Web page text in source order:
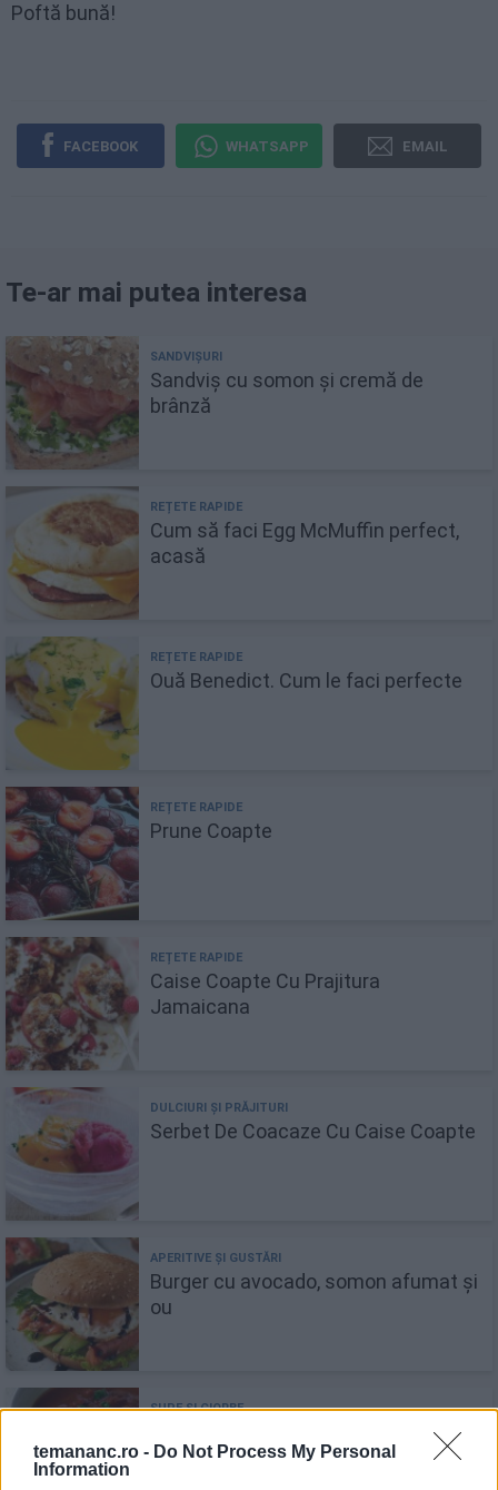
temananc.ro - Do Not Process My Personal
Information
Poftă bună!
FACEBOOK WHATSAPP EMAIL
Te-ar mai putea interesa
Sandviș cu somon și cremă de
brânză
Cum să faci Egg McMuffin perfect,
acasă
Ouă Benedict. Cum le faci perfecte
Prune Coapte
Caise Coapte Cu Prajitura
Jamaicana
Serbet De Coacaze Cu Caise Coapte
Burger cu avocado, somon afumat și
ou